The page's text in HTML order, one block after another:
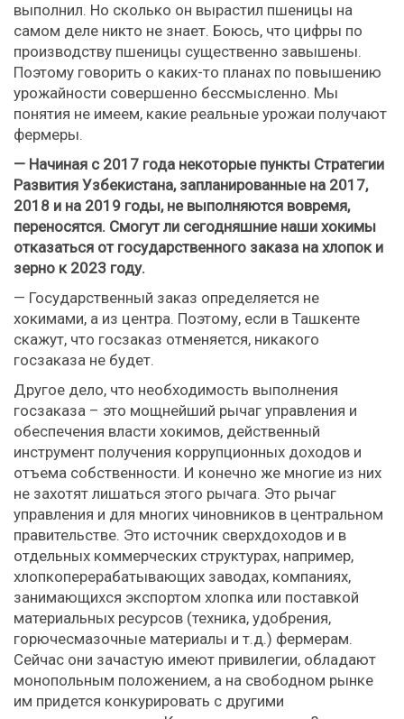
выполнил. Но сколько он вырастил пшеницы на
самом деле никто не знает. Боюсь, что цифры по
производству пшеницы существенно завышены.
Поэтому говорить о каких-то планах по повышению
урожайности совершенно бессмысленно. Мы
понятия не имеем, какие реальные урожаи получают
фермеры.
— Начиная с 2017 года некоторые пункты Стратегии
Развития Узбекистана, запланированные на 2017,
2018 и на 2019 годы, не выполняются вовремя,
переносятся. Смогут ли сегодняшние наши хокимы
отказаться от государственного заказа на хлопок и
зерно к 2023 году.
— Государственный заказ определяется не
хокимами, а из центра. Поэтому, если в Ташкенте
скажут, что госзаказ отменяется, никакого
госзаказа не будет.
Другое дело, что необходимость выполнения
госзаказа – это мощнейший рычаг управления и
обеспечения власти хокимов, действенный
инструмент получения коррупционных доходов и
отъема собственности. И конечно же многие из них
не захотят лишаться этого рычага. Это рычаг
управления и для многих чиновников в центральном
правительстве. Это источник сверхдоходов и в
отдельных коммерческих структурах, например,
хлопкоперерабатывающих заводах, компаниях,
занимающихся экспортом хлопка или поставкой
материальных ресурсов (техника, удобрения,
горючесмазочные материалы и т.д.) фермерам.
Сейчас они зачастую имеют привилегии, обладают
монопольным положением, а на свободном рынке
им придется конкурировать с другими